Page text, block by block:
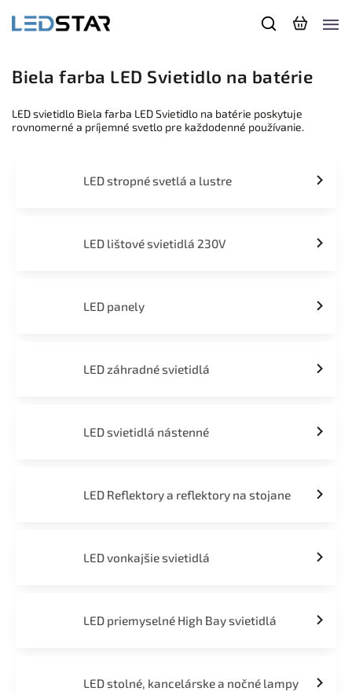
Biela farba LED Svietidlo na batérie
LED svietidlo Biela farba LED Svietidlo na batérie poskytuje
rovnomerné a príjemné svetlo pre každodenné používanie.
LED stropné svetlá a lustre
LED lištové svietidlá 230V
LED panely
LED záhradné svietidlá
LED svietidlá nástenné
LED Reflektory a reflektory na stojane
LED vonkajšie svietidlá
LED priemyselné High Bay svietidlá
LED stolné, kancelárske a nočné lampy